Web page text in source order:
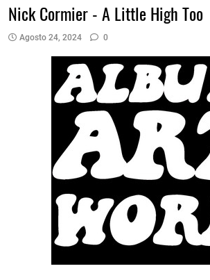
Nick Cormier - A Little High Too
Agosto 24, 2024 0